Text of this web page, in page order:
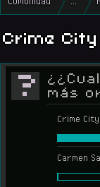
Crime
?
más
Crime City
Carmen